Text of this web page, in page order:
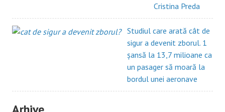
Cristina Preda
Studiul care arată cât de
sigur a devenit zborul. 1
șansă la 13,7 milioane ca
un pasager să moară la
bordul unei aeronave